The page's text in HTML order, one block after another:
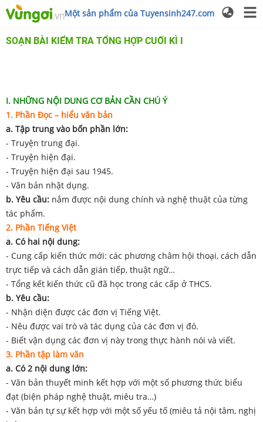
Một sản phẩm của Tuyensinh247.com
SOẠN BÀI KIỂM TRA TỔNG HỢP CUỐI KÌ I
I. NHỮNG NỘI DUNG CƠ BẢN CẦN CHÚ Ý
1. Phần Đọc – hiểu văn bản
a. Tập trung vào bốn phần lớn:
- Truyện trung đại.
- Truyện hiện đại.
- Truyện hiện đại sau 1945.
- Văn bản nhật dụng.
b. Yêu cầu: nắm được nội dung chính và nghệ thuật của từng
tác phẩm.
2. Phần Tiếng Việt
a. Có hai nội dung:
- Cung cấp kiến thức mới: các phương châm hội thoại, cách dẫn
trực tiếp và cách dẫn gián tiếp, thuật ngữ…
- Tổng kết kiến thức cũ đã học trong các cấp ở THCS.
b. Yêu cầu:
- Nhận diện được các đơn vị Tiếng Việt.
- Nêu được vai trò và tác dụng của các đơn vị đó.
- Biết vận dụng các đơn vị này trong thực hành nói và viết.
3. Phần tập làm văn
a. Có 2 nội dung lớn:
- Văn bản thuyết minh kết hợp với một số phương thức biểu
đạt (biện pháp nghệ thuật, miêu tra…)
- Văn bản tự sự kết hợp với một số yếu tố (miêu tả nội tâm, nghị